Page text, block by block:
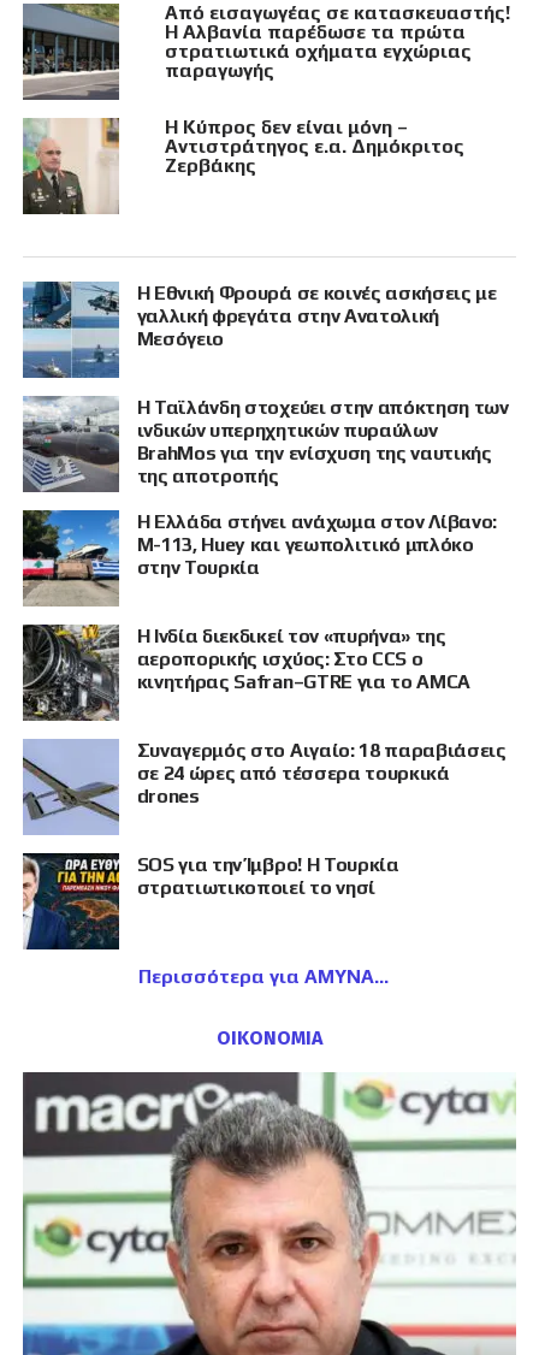
Από εισαγωγέας σε κατασκευαστής!
Η Αλβανία παρέδωσε τα πρώτα
στρατιωτικά οχήματα εγχώριας
παραγωγής
Η Κύπρος δεν είναι μόνη –
Αντιστράτηγος ε.α. Δημόκριτος
Ζερβάκης
Η Εθνική Φρουρά σε κοινές ασκήσεις με
γαλλική φρεγάτα στην Ανατολική
Μεσόγειο
Η Ταϊλάνδη στοχεύει στην απόκτηση των
ινδικών υπερηχητικών πυραύλων
BrahMos για την ενίσχυση της ναυτικής
της αποτροπής
Η Ελλάδα στήνει ανάχωμα στον Λίβανο:
M-113, Huey και γεωπολιτικό μπλόκο
στην Τουρκία
Η Ινδία διεκδικεί τον «πυρήνα» της
αεροπορικής ισχύος: Στο CCS ο
κινητήρας Safran–GTRE για το AMCA
Συναγερμός στο Αιγαίο: 18 παραβιάσεις
σε 24 ώρες από τέσσερα τουρκικά
drones
SOS για την Ίμβρο! Η Τουρκία
στρατιωτικοποιεί το νησί
Περισσότερα για ΑΜΥΝΑ
ΟΙΚΟΝΟΜΙΑ